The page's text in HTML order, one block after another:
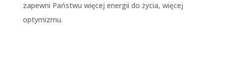
zapewni Państwu więcej energii do życia, więcej
optymizmu.